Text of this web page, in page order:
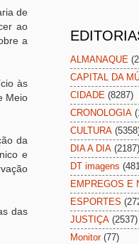
de
ao
a
às
Meio
da
e
das
ALMANAQUE
CAPITAL DA
CIDADE (8287)
CRONOLOGIA
CULTURA
DIA A DIA (2187)
DT imagens
EMPREGOS E
ESPORTES
JUSTIÇA (2537)
Monitor (77)